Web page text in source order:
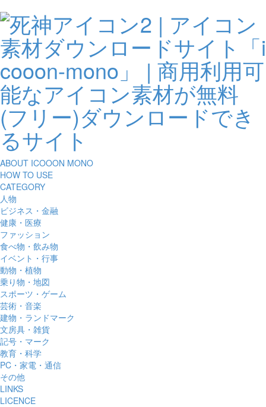
ABOUT ICOOON MONO
HOW TO USE
CATEGORY
人物
ビジネス・金融
健康・医療
ファッション
食べ物・飲み物
イベント・行事
動物・植物
乗り物・地図
スポーツ・ゲーム
芸術・音楽
建物・ランドマーク
文房具・雑貨
記号・マーク
教育・科学
PC・家電・通信
その他
LINKS
LICENCE